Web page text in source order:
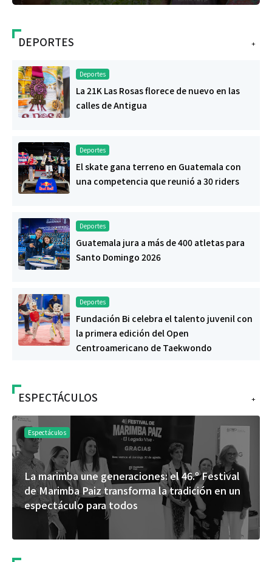
+
DEPORTES
Deportes
La 21K Las Rosas florece de nuevo en las
calles de Antigua
Deportes
El skate gana terreno en Guatemala con
una competencia que reunió a 30 riders
Deportes
Guatemala jura a más de 400 atletas para
Santo Domingo 2026
Deportes
Fundación Bi celebra el talento juvenil con
la primera edición del Open
Centroamericano de Taekwondo
+
ESPECTÁCULOS
Espectáculos
La marimba une generaciones: el 46.º Festival
de Marimba Paiz transforma la tradición en un
espectáculo para todos